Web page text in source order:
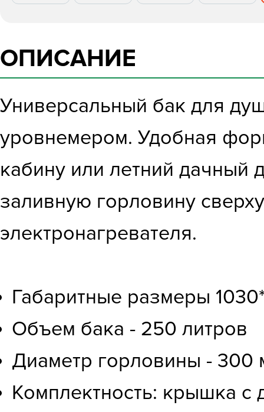
ОПИСАНИЕ
Универсальный бак для
уровнемером. Удобная
кабину или летний дачный
заливную горловину
электронагревателя.
Габаритные размеры
Объем бака - 250 литров
Диаметр горловины - 300
Комплектность: крышка с